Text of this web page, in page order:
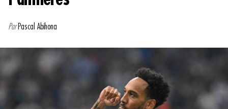
ParPascal Abihona